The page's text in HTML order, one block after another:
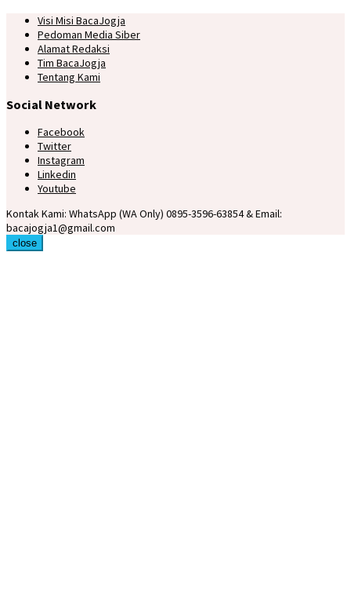
Visi Misi BacaJogja
Pedoman Media Siber
Alamat Redaksi
Tim BacaJogja
Tentang Kami
Social Network
Facebook
Twitter
Instagram
Linkedin
Youtube
Kontak Kami: WhatsApp (WA Only) 0895-3596-63854 & Email:
bacajogja1@gmail.com
close